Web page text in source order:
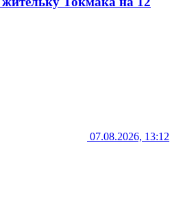
07.08.2026, 13:12